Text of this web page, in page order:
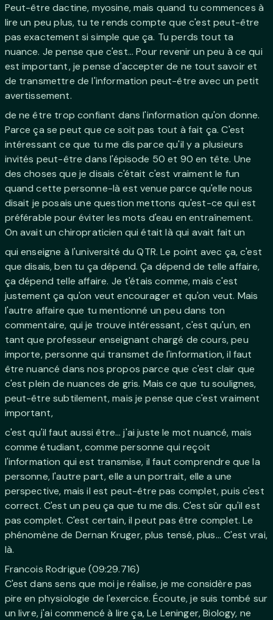
Peut-être dactine, myosine, mais quand tu commences à
lire un peu plus, tu te rends compte que c'est peut-être
pas exactement si simple que ça. Tu perds tout ta
nuance. Je pense que c'est... Pour revenir un peu à ce qui
est important, je pense d'accepter de ne tout savoir et
de transmettre de l'information peut-être avec un petit
avertissement.
de ne être trop confiant dans l'information qu'on donne.
Parce ça se peut que ce soit pas tout à fait ça. C'est
intéressant ce que tu me dis parce qu'il y a plusieurs
invités peut-être dans l'épisode 50 et 90 en tête. Une
des choses que je disais c'était c'est vraiment le fun
quand cette personne-là est venue parce qu'elle nous
disait je posais une question mettons qu'est-ce qui est
préférable pour éviter les mots d'eau en entraînement.
On avait un chiropraticien qui était là qui avait fait un
qui enseigne à l'université du QTR. Le point avec ça, c'est
que disais, ben tu ça dépend. Ça dépend de telle affaire,
ça dépend telle affaire. Je t'étais comme, mais c'est
justement ça qu'on veut encourager et qu'on veut. Mais
l'autre affaire que tu mentionné un peu dans ton
commentaire, qui je trouve intéressant, c'est qu'un, en
tant que professeur enseignant chargé de cours, peu
importe, personne qui transmet de l'information, il faut
être nuancé dans nos propos parce que c'est clair que
c'est plein de nuances de gris. Mais ce que tu soulignes,
peut-être subtilement, mais je pense que c'est vraiment
important,
c'est qu'il faut aussi être... j'ai juste le mot nuancé, mais
comme étudiant, comme personne qui reçoit
l'information qui est transmise, il faut comprendre que la
personne, l'autre part, elle a un portrait, elle a une
perspective, mais il est peut-être pas complet, puis c'est
correct. C'est un peu ça que tu me dis. C'est sûr qu'il est
pas complet. C'est certain, il peut pas être complet. Le
phénomène de Dernan Kruger, plus tensé, plus... C'est vrai,
là.
Francois Rodrigue (09:29.716)
C'est dans sens que moi je réalise, je me considère pas
pire en physiologie de l'exercice. Écoute, je suis tombé sur
un livre, j'ai commencé à lire ça, Le Leninger, Biology, ne